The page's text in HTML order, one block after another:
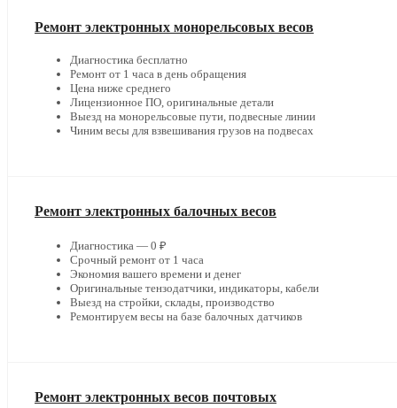
Ремонт электронных монорельсовых весов
Диагностика бесплатно
Ремонт от 1 часа в день обращения
Цена ниже среднего
Лицензионное ПО, оригинальные детали
Выезд на монорельсовые пути, подвесные линии
Чиним весы для взвешивания грузов на подвесах
Ремонт электронных балочных весов
Диагностика — 0 ₽
Срочный ремонт от 1 часа
Экономия вашего времени и денег
Оригинальные тензодатчики, индикаторы, кабели
Выезд на стройки, склады, производство
Ремонтируем весы на базе балочных датчиков
Ремонт электронных весов почтовых